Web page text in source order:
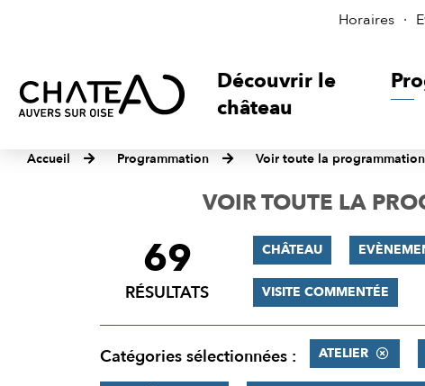
Horaires
Découvrir le
château
Accueil Programmation Voir toute la programmation
VOIR TOUTE LA
FILTRER
RÉSULTATS
69
RÉSULTATS
CHÂTEAU
VISITE COMMENTÉE
Catégories sélectionnées : ATELIER